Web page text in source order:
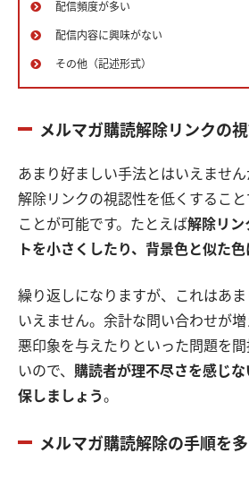
配信頻度が多い
配信内容に興味がない
その他（記述形式）
メルマガ購読解除リンクの
あまり好ましい手法とはいえませ
解除リンクの視認性を低くするこ
ことが可能です。たとえば解除リン
トを小さくしたり、背景色と似た色
繰り返しになりますが、これはあ
いえません。余計な問い合わせが
悪印象を与えたりといった問題を
いので、 購読者が理不尽さを感じ
保しましょう。
メルマガ購読解除の手順を